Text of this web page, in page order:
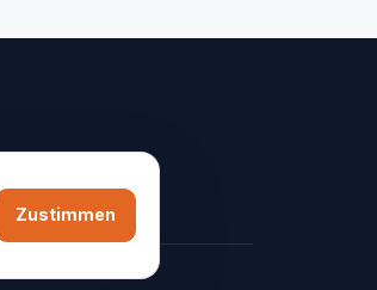
Zustimmen